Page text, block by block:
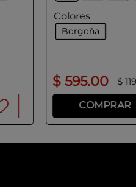
Colores
Borgoña
$ 595.00 $
COMPRAR